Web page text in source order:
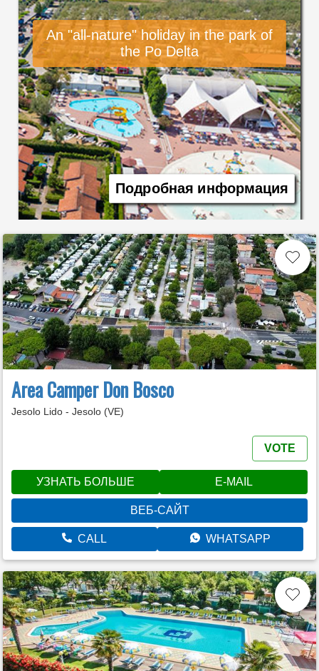
An "all-nature" holiday in the park of
the Po Delta
Подробная информация
Area Camper Don Bosco
Jesolo Lido - Jesolo (VE)
VOTE
УЗНАТЬ БОЛЬШЕ E-MAIL
ВЕБ-САЙТ
CALL WHATSAPP